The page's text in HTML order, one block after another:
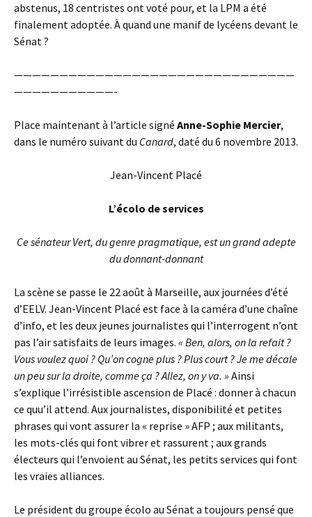
abstenus, 18 centristes ont voté pour, et la LPM a été
finalement adoptée. À quand une manif de lycéens devant le
Sénat ?
———————————————————————————————
———————————-
Place maintenant à l’article signé Anne-Sophie Mercier,
dans le numéro suivant du Canard, daté du 6 novembre 2013.
Jean-Vincent Placé
L’écolo de services
Ce sénateur Vert, du genre pragmatique, est un grand adepte
du donnant-donnant
La scène se passe le 22 août à Marseille, aux journées d’été
d’EELV. Jean-Vincent Placé est face à la caméra d’une chaîne
d’info, et les deux jeunes journalistes qui l’interrogent n’ont
pas l’air satisfaits de leurs images. « Ben, alors, on la refait ?
Vous voulez quoi ? Qu’on cogne plus ? Plus court ? Je me décale
un peu sur la droite, comme ça ? Allez, on y va. » Ainsi
s’explique l’irrésistible ascension de Placé : donner à chacun
ce quu’il attend. Aux journalistes, disponibilité et petites
phrases qui vont assurer la « reprise » AFP ; aux militants,
les mots-clés qui font vibrer et rassurent ; aux grands
électeurs qui l’envoient au Sénat, les petits services qui font
les vraies alliances.
Le président du groupe écolo au Sénat a toujours pensé que